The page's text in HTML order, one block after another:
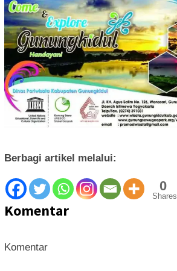
Berbagi artikel melalui:
0
Shares
Komentar
Komentar